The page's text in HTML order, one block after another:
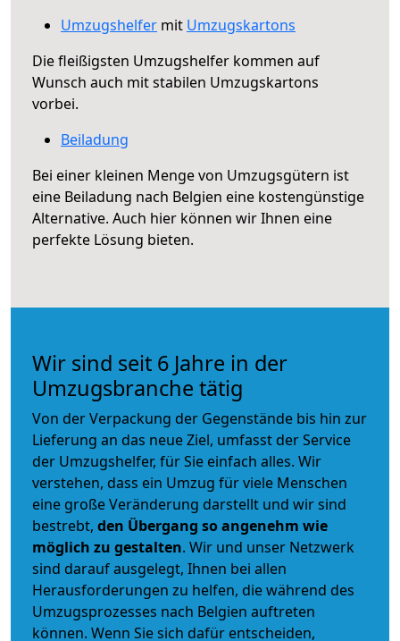
Umzugshelfer mit Umzugskartons
Die fleißigsten Umzugshelfer kommen auf
Wunsch auch mit stabilen Umzugskartons
vorbei.
Beiladung
Bei einer kleinen Menge von Umzugsgütern ist
eine Beiladung nach Belgien eine kostengünstige
Alternative. Auch hier können wir Ihnen eine
perfekte Lösung bieten.
Wir sind seit 6 Jahre in der
Umzugsbranche tätig
Von der Verpackung der Gegenstände bis hin zur
Lieferung an das neue Ziel, umfasst der Service
der Umzugshelfer, für Sie einfach alles. Wir
verstehen, dass ein Umzug für viele Menschen
eine große Veränderung darstellt und wir sind
bestrebt, den Übergang so angenehm wie
möglich zu gestalten. Wir und unser Netzwerk
sind darauf ausgelegt, Ihnen bei allen
Herausforderungen zu helfen, die während des
Umzugsprozesses nach Belgien auftreten
können. Wenn Sie sich dafür entscheiden,